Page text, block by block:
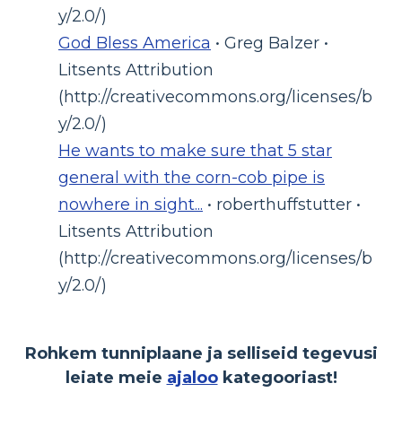
y/2.0/)
God Bless America • Greg Balzer •
Litsents Attribution
(http://creativecommons.org/licenses/b
y/2.0/)
He wants to make sure that 5 star
general with the corn-cob pipe is
nowhere in sight... • roberthuffstutter •
Litsents Attribution
(http://creativecommons.org/licenses/b
y/2.0/)
Rohkem tunniplaane ja selliseid tegevusi
leiate meie ajalookategooriast!